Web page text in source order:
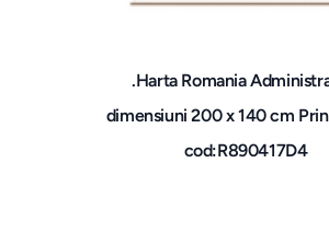
.Harta Romania
dimensiuni 200 x 140 cm
cod:R890417D4